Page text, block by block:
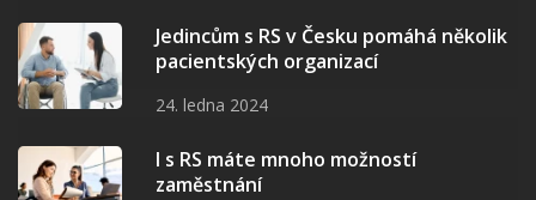
Jedincům s RS v Česku pomáhá několik
pacientských organizací
24. ledna 2024
I s RS máte mnoho možností
zaměstnání